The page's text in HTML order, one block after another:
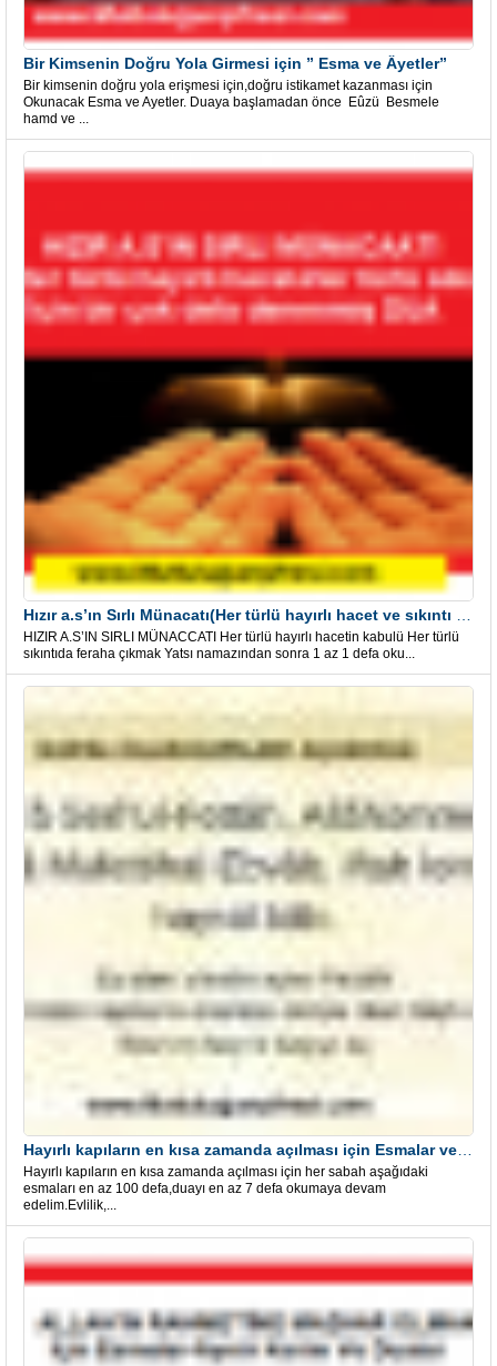
Bir Kimsenin Doğru Yola Girmesi için ” Esma ve Âyetler”
Bir kimsenin doğru yola erişmesi için,doğru istikamet kazanması için
Okunacak Esma ve Ayetler. Duaya başlamadan önce Eûzü Besmele
hamd ve ...
HIZIR A.S’IN SIRLI MÜNACCATI Her türlü hayırlı hacetin kabulü Her türlü
sıkıntıda feraha çıkmak Yatsı namazından sonra 1 az 1 defa oku...
Hayırlı kapıların en kısa zamanda açılması için her sabah aşağıdaki
esmaları en az 100 defa,duayı en az 7 defa okumaya devam
edelim.Evlilik,...